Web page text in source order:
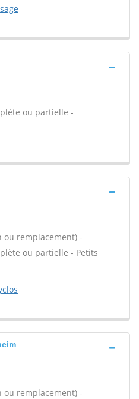
ou partielle -
ou remplacement) -
ou partielle - Petits
ou remplacement) -